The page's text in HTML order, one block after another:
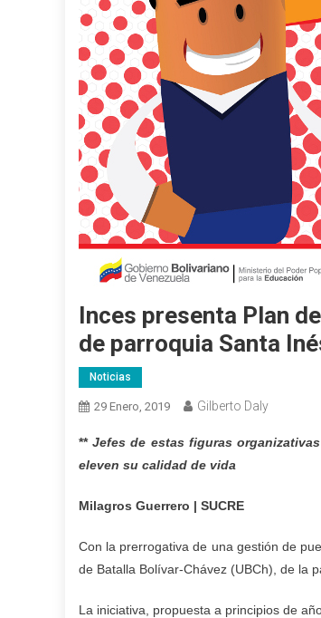
Inces presenta Plan
de parroquia Santa
Noticias
29 Enero, 2019 Gilberto Daly
**Jefes de estas figuras
eleven su calidad de vida
Milagros Guerrero | SUCRE
Con la prerrogativa de una gestión de
de Batalla Bolívar-Chávez (UBCh), de la
La iniciativa, propuesta a principios de